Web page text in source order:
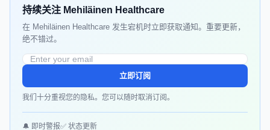
持续关注 Mehiläinen Healthcare
在 Mehiläinen Healthcare 发生宕机时立即获取通知。重要更新，
绝不错过。
立即订阅
我们十分重视您的隐私。您可以随时取消订阅。
🔔 即时警报✅ 状态更新